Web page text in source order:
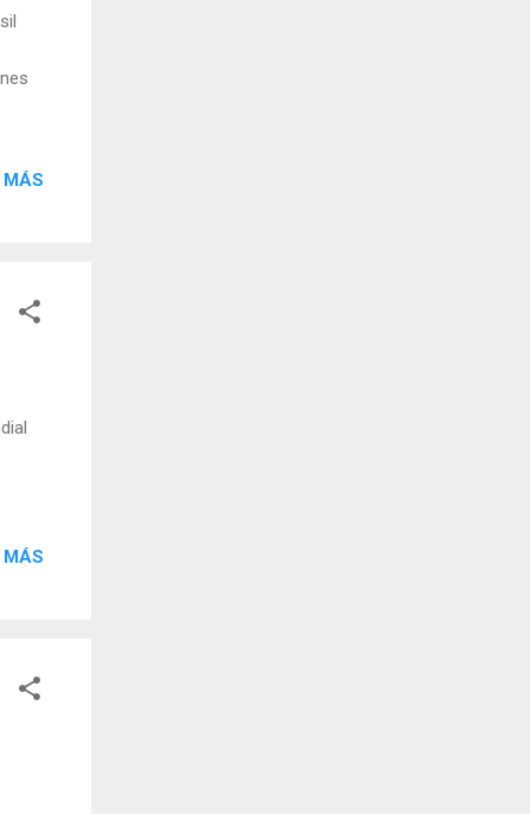
MÁS
MÁS